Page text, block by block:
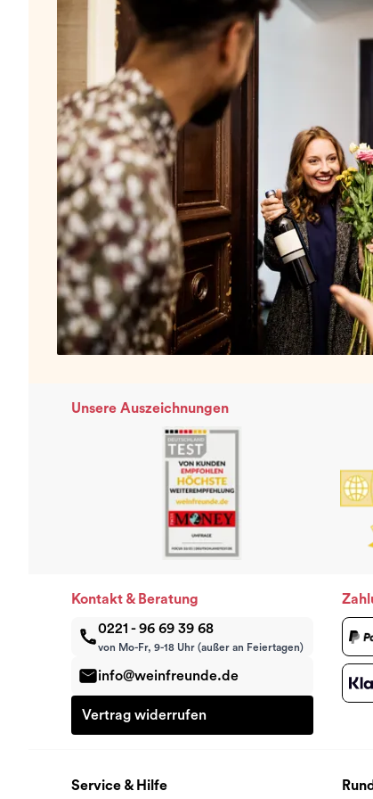
Unsere Auszeichnungen
Kontakt & Beratung
0221 - 96 69 39 68
von Mo-Fr, 9-18 Uhr (außer an Feiertagen)
info@weinfreunde.de
Vertrag widerrufen
Service & Hilfe